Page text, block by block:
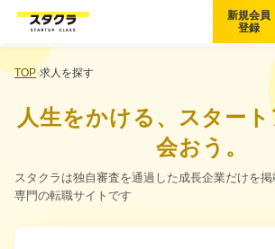
ブックマーク
企業を探す
適性診断 無料・5分
スタクラが選ばれる理由
新規会員
登録
TOP 求人を探す
人生をかける、スター
会おう。
スタクラは独自審査を通過した成長企業だけを
専門の転職サイトです